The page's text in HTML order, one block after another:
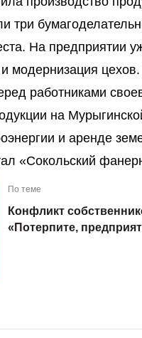
три
На предприятии
модернизация
работниками
на
и аренде
«Сокольский
По теме
Конфликт
«Потерпите,